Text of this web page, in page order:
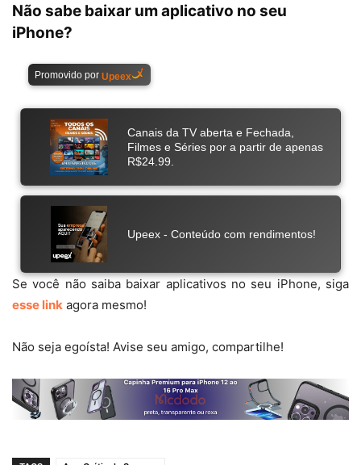
Não sabe baixar um aplicativo no seu
iPhone?
Se você não saiba baixar aplicativos no seu iPhone, siga
esse link agora mesmo!
Não seja egoísta! Avise seu amigo, compartilhe!